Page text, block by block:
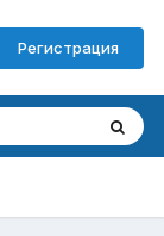
Регистрация